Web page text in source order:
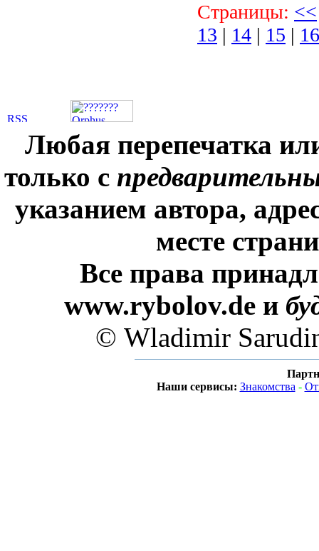
Страницы: <<
13 | 14 | 15 | 16
Любая перепечатка
только с
указанием автора,
месте
Все права
www.rybolov.de и
© Wladimir
Наши сервисы: Знакомства -